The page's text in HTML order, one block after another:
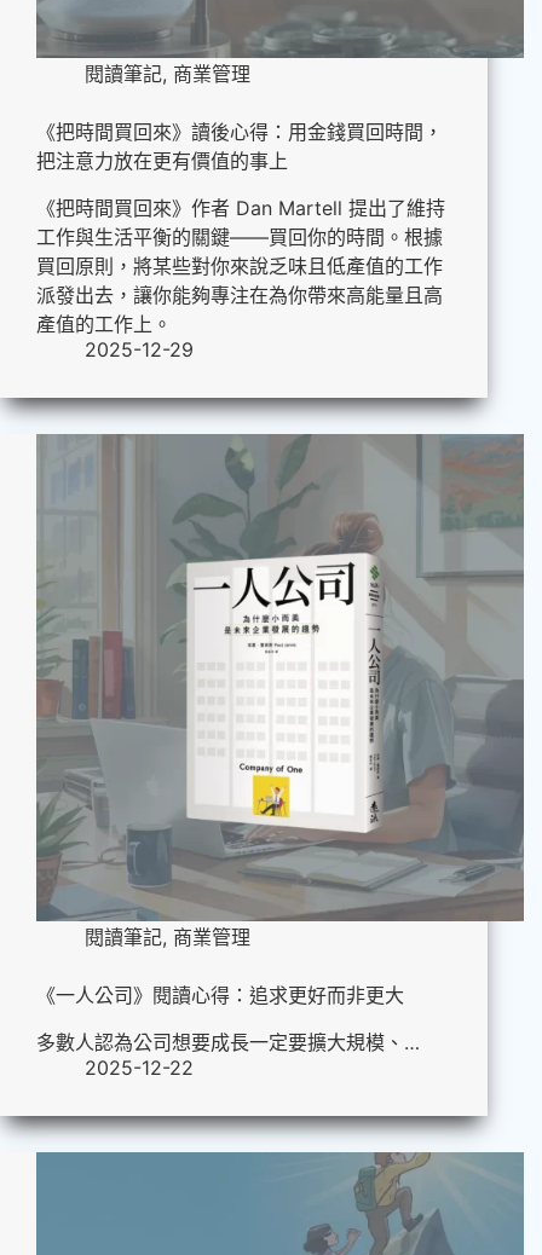
閱讀筆記, 商業管理
《把時間買回來》讀後心得：用金錢買回時間，
把注意力放在更有價值的事上
《把時間買回來》作者 Dan Martell 提出了維持
工作與生活平衡的關鍵——買回你的時間。根據
買回原則，將某些對你來說乏味且低產值的工作
派發出去，讓你能夠專注在為你帶來高能量且高
產值的工作上。
2025-12-29
閱讀筆記, 商業管理
《一人公司》閱讀心得：追求更好而非更大
多數人認為公司想要成長一定要擴大規模、…
2025-12-22